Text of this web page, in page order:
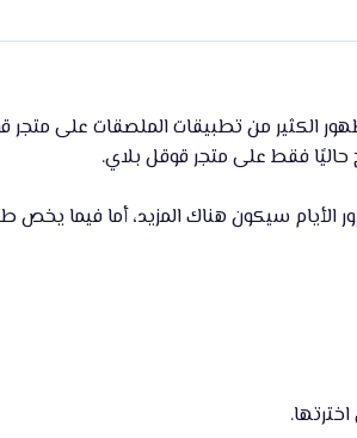
الكثير من تطبيقات الملصقات على متجر
حزم من الملصقات المختلفة، في كل حزمة هناك 30 ملصق، ومع مرور الأيام سيكون هناك